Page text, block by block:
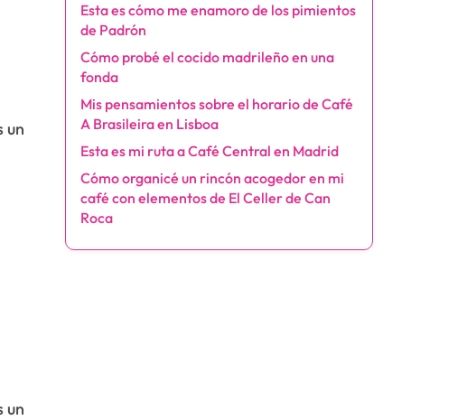
Esta es cómo me enamoro de los pimientos
de Padrón
Cómo probé el cocido madrileño en una
fonda
Mis pensamientos sobre el horario de Café
A Brasileira en Lisboa
Esta es mi ruta a Café Central en Madrid
Cómo organicé un rincón acogedor en mi
café con elementos de El Celler de Can
Roca